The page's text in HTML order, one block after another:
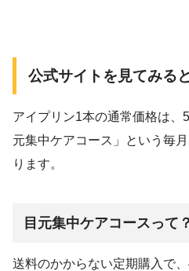
公式サイトを見てみると
アイプリン1本の通常価格は、
元集中ケアコース」という毎
ります。
目元集中ケアコースって？
送料のかからない定期購入で